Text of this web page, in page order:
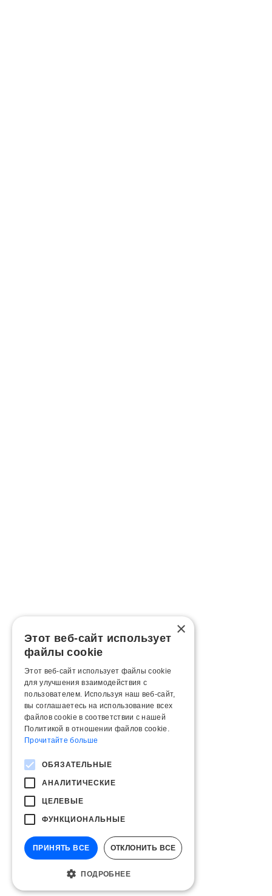
×
Этот веб-сайт использует
файлы cookie
Этот веб-сайт использует файлы cookie
для улучшения взаимодействия с
пользователем. Используя наш веб-сайт,
вы соглашаетесь на использование всех
файлов cookie в соответствии с нашей
Политикой в ​​отношении файлов cookie.
Прочитайте больше
ОБЯЗАТЕЛЬНЫЕ
АНАЛИТИЧЕСКИЕ
ЦЕЛЕВЫЕ
ФУНКЦИОНАЛЬНЫЕ
ПРИНЯТЬ ВСЕ ОТКЛОНИТЬ ВСЕ
ПОДРОБНЕЕ